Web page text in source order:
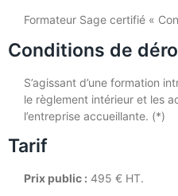
Formateur Sage certifié «
Conditions de
S’agissant d’une formation
le règlement intérieur et les
l’entreprise accueillante. (*)
Tarif
Prix public : 495 € HT.